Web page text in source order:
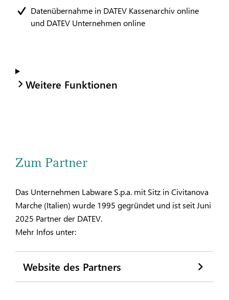
Datenübernahme in DATEV Kassenarchiv online
und DATEV Unternehmen online
Weitere Funktionen
Zum Partner
Das Unternehmen Labware S.p.a. mit Sitz in Civitanova
Marche (Italien) wurde 1995 gegründet und ist seit Juni
2025 Partner der DATEV.
Mehr Infos unter:
Website des Partners